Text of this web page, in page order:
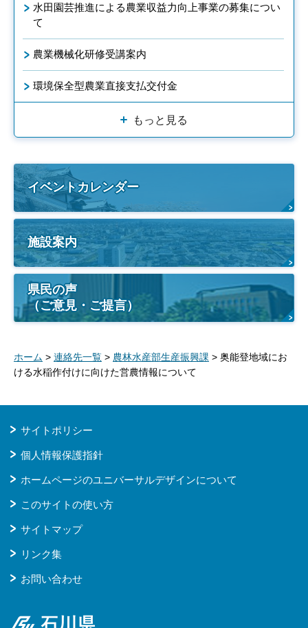
水田園芸推進による農業収益力向上事業の募集につい
て
農業機械化研修受講案内
環境保全型農業直接支払交付金
もっと見る
イベントカレンダー
施設案内
県民の声
（ご意見・ご提言）
ホーム > 連絡先一覧 > 農林水産部生産振興課 > 奥能登地域にお
ける水稲作付けに向けた営農情報について
サイトポリシー
個人情報保護指針
ホームページのユニバーサルデザインについて
このサイトの使い方
サイトマップ
リンク集
お問い合わせ
石川県